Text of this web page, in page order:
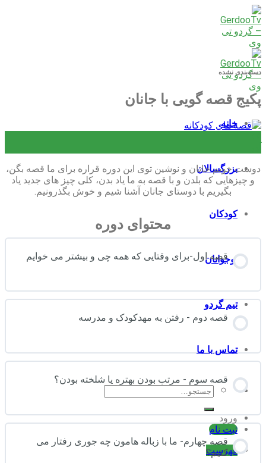
Skip
to
content
خانه
بزرگسالان
کودکان
نوجوانان
تیم گردو
تماس با ما
جستجو
برای:
ورود
ثبت نام
فهرست
دسته‌بندی نشده
پکیج قصه گویی با جانان
دوست خوبم جانان و نوشین توی این دوره قراره برای ما قصه بگن،
و چیزهایی که بلدن و با قصه به ما یاد بدن، کلی چیز های جدید یاد
بگیریم با دوستای جانان آشنا شیم و خوش بگذرونیم.
محتوای دوره
قصه اول-برای وقتایی که همه چی و بیشتر می خوایم
قصه دوم - رفتن به مهدکودک و مدرسه
قصه سوم - مرتب بودن بهتره یا شلخته بودن؟
قصه چهارم- ما با زباله هامون چه جوری رفتار می
کنیم؟